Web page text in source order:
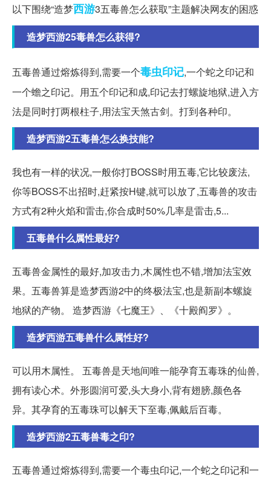
以下围绕“造梦西游3五毒兽怎么获取”主题解决网友的困惑
造梦西游25毒兽怎么获得?
五毒兽通过熔炼得到,需要一个毒虫印记,一个蛇之印记和
一个蟾之印记。用五个印记和成,印记去打螺旋地狱,进入方
法是同时打两根柱子,用法宝天煞古剑。打到各种印。
造梦西游2五毒兽怎么换技能?
我也有一样的状况,一般你打BOSS时用五毒,它比较废法,
你等BOSS不出招时,赶紧按H键,就可以放了,五毒兽的攻击
方式有2种火焰和雷击,你合成时50%几率是雷击,5...
五毒兽什么属性最好?
五毒兽金属性的最好,加攻击力,木属性也不错,增加法宝效
果。五毒兽算是造梦西游2中的终极法宝,也是新副本螺旋
地狱的产物。 造梦西游《七魔王》、《十殿阎罗》。
造梦西游五毒兽什么属性好?
可以用木属性。 五毒兽是天地间唯一能孕育五毒珠的仙兽,
拥有读心术。外形圆润可爱,头大身小,背有翅膀,颜色各
异。其孕育的五毒珠可以解天下至毒,佩戴后百毒。
造梦西游2五毒兽毒之印?
五毒兽通过熔炼得到,需要一个毒虫印记,一个蛇之印记和一